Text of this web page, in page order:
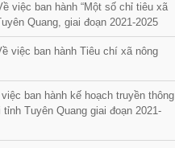
việc ban hành “Một số chỉ tiêu xã
Quang, giai đoạn 2021-2025
việc ban hành Tiêu chí xã nông
ban hành kế hoạch truyền thông
Tuyên Quang giai đoạn 2021-